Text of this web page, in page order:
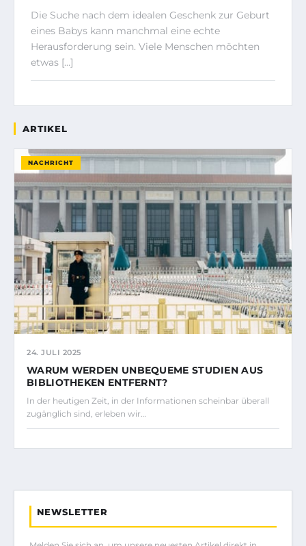
Die Suche nach dem idealen Geschenk zur Geburt
eines Babys kann manchmal eine echte
Herausforderung sein. Viele Menschen möchten
etwas […]
ARTIKEL
NACHRICHT
24. JULI 2025
WARUM WERDEN UNBEQUEME STUDIEN AUS
BIBLIOTHEKEN ENTFERNT?
In der heutigen Zeit, in der Informationen scheinbar überall
zugänglich sind, erleben wir…
NEWSLETTER